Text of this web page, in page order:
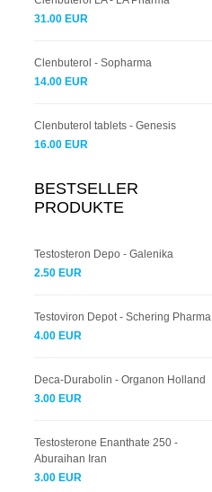
31.00 EUR
Clenbuterol - Sopharma
14.00 EUR
Clenbuterol tablets - Genesis
16.00 EUR
BESTSELLER
PRODUKTE
Testosteron Depo - Galenika
2.50 EUR
Testoviron Depot - Schering Pharma
4.00 EUR
Deca-Durabolin - Organon Holland
3.00 EUR
Testosterone Enanthate 250 -
Aburaihan Iran
3.00 EUR